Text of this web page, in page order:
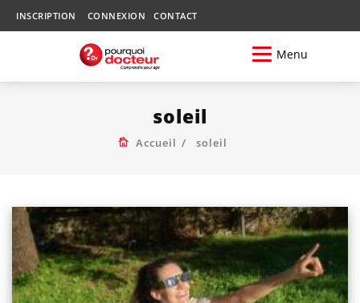
INSCRIPTION CONNEXION CONTACT
Menu
soleil
Accueil soleil